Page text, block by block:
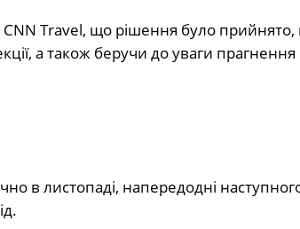
Travel, що рішення було прийнято,
а також беручи до уваги прагнення
в листопаді, напередодні